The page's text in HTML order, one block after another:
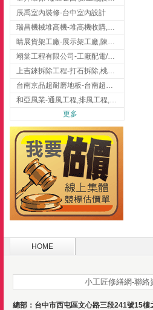
辰禹室內裝修-台中室內設計
瑞昌機械堆高機-堆高機收購,新北市堆高機,桃園堆高機
睛展貨架工廠-展示架工廠,陳列架,台中展示架工廠
翊棠工程有限公司-工廠配電/高雄消防機電公司
上吉錸拆除工程-打石拆除,桃園打石拆除,桃園拆除工程
台南京品超耐磨地板-台南超耐磨地板
和亞風業-通風工程,排風工程,彰化通風工程,彰化排風工程
更多
HOME
小工匠修繕網-聯絡
總部：台中市西屯區文心路三段241號15樓